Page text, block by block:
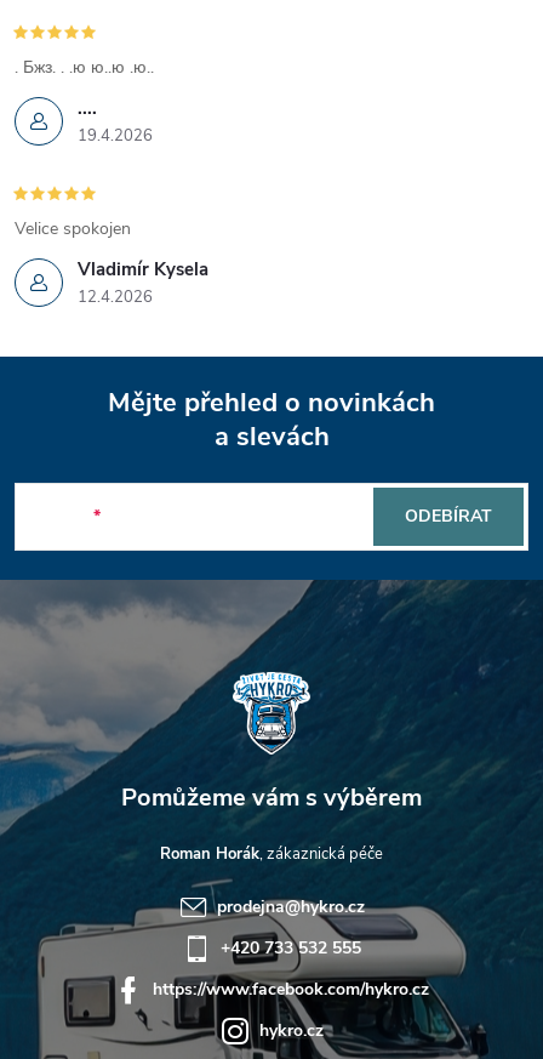
k
y
v
ý
p
i
s
u
....
19.4.2026
. Бжз. . .ю ю..ю .ю..
Vladimír Kysela
12.4.2026
Velice spokojen
a
t
í
Mějte přehled o novinkách
a slevách
ODEBÍRAT
Roman Horák
prodejna@hykro.cz
+420 733 532 555
https://www.facebook.com/hykro.cz
hykro.cz